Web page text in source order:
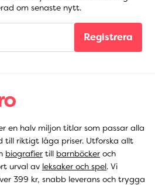
om senaste nytt.
Registrera
en halv miljon titlar som passar alla
till riktigt låga priser. Utforska allt
biografier till barnböcker och
urval av leksaker och spel. Vi
399 kr, snabb leverans och trygga